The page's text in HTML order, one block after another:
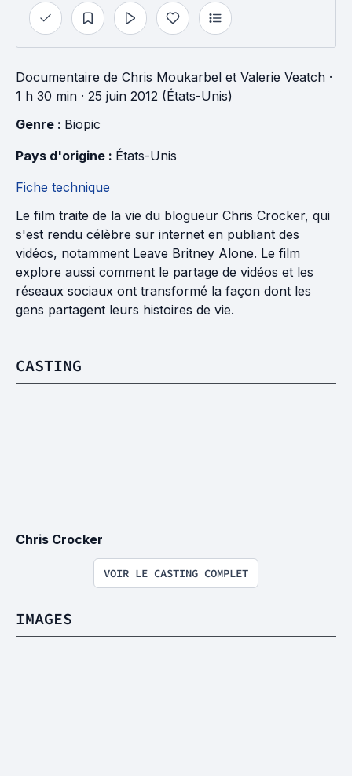
Documentaire de Chris Moukarbel et Valerie Veatch ·
1 h 30 min · 25 juin 2012 (États-Unis)
Genre : Biopic
Pays d'origine : États-Unis
Fiche technique
Le film traite de la vie du blogueur Chris Crocker, qui
s'est rendu célèbre sur internet en publiant des
vidéos, notamment Leave Britney Alone. Le film
explore aussi comment le partage de vidéos et les
réseaux sociaux ont transformé la façon dont les
gens partagent leurs histoires de vie.
CASTING
Chris Crocker
VOIR LE CASTING COMPLET
IMAGES